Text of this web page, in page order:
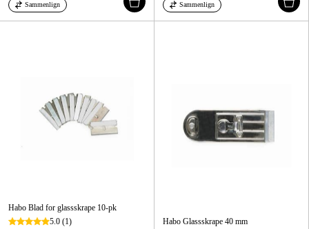
Sammenlign Sammenlign
Habo Blad for glassskrape 10-pk
5.0 (1) Habo Glassskrape 40 mm